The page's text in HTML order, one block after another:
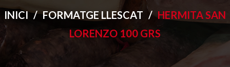
INICI / FORMATGE LLESCAT / HERMITA SAN
LORENZO 100 GRS